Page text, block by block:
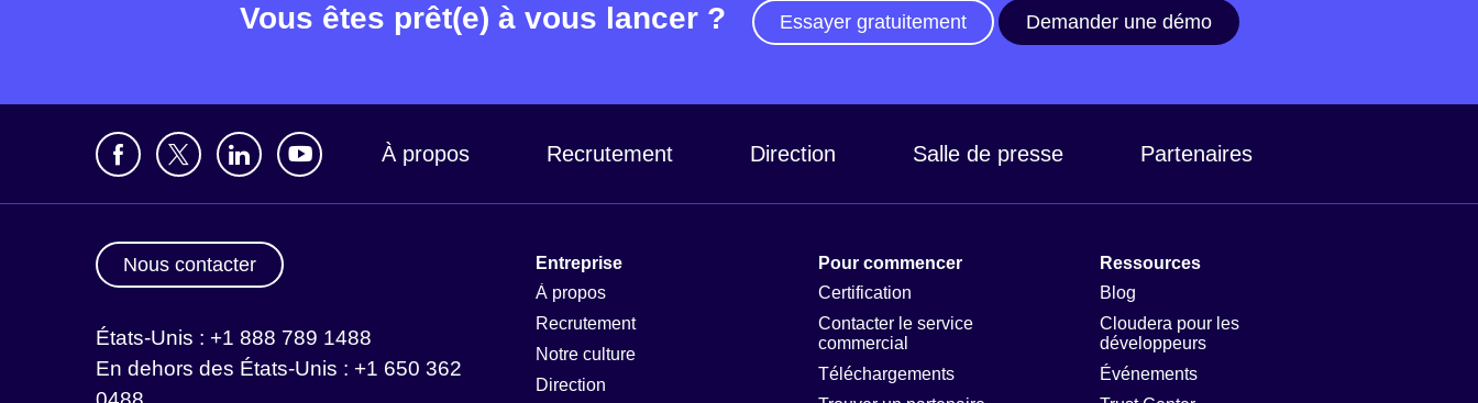
Vous êtes prêt(e) à vous lancer ? Essayer gratuitement Demander une démo
À propos Recrutement Direction Salle de presse Partenaires
Nous contacter
États-Unis : +1 888 789 1488
En dehors des États-Unis : +1 650 362
Entreprise
À propos
Recrutement
Notre culture
Direction
Pour commencer
Certification
Contacter le service
commercial
Téléchargements
Ressources
Blog
Cloudera pour les
développeurs
Événements